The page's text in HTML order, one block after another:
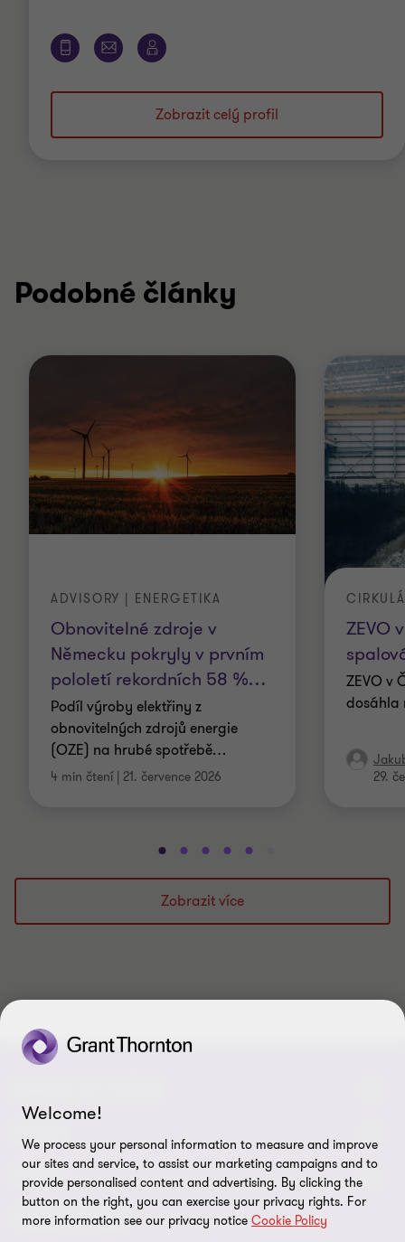
Zobrazit celý profil
Podobné články
Obnovitelné zdroje v
Německu pokryly v prvním
pololetí rekordních 58 %…
ADVISORY | ENERGETIKA
Podíl výroby elektřiny z
obnovitelných zdrojů energie
(OZE) na hrubé spotřebě…
4 min čtení | 21. července 2026
ZEVO
ZEVO v
dosáhla
29.
Přejít
na
snímek
1
Přejít
na
snímek
2
Přejít
na
snímek
3
Přejít
na
snímek
4
Přejít
na
5
na
6
na
7
na
8
na
9
na
10
Zobrazit více
Naši experti
Naše kanceláře
Grant Thornton v Česku
Grant Thornton ve světě
LEGAL
Právní pokyny
SLEDUJTE NÁS
Welcome!
We process your personal information to measure and improve
our sites and service, to assist our marketing campaigns and to
provide personalised content and advertising. By clicking the
button on the right, you can exercise your privacy rights. For
more information see our privacy notice Cookie Policy